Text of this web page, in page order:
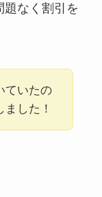
なく割引を
ていたの
した！